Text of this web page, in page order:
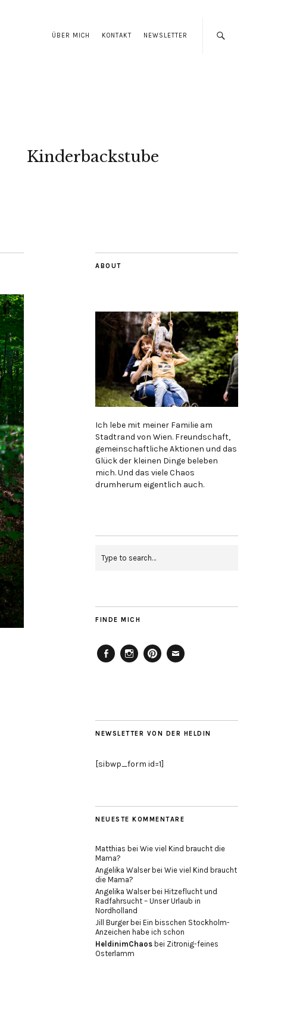
ÜBER MICH KONTAKT NEWSLETTER
Kinderbackstube
ABOUT
Ich lebe mit meiner Familie am
Stadtrand von Wien. Freundschaft,
gemeinschaftliche Aktionen und das
Glück der kleinen Dinge beleben
mich. Und das viele Chaos
drumherum eigentlich auch.
FINDE MICH
NEWSLETTER VON DER HELDIN
[sibwp_form id=1]
NEUESTE KOMMENTARE
Matthias bei Wie viel Kind braucht die
Mama?
Angelika Walserbei Wie viel Kind braucht
die Mama?
Angelika Walserbei Hitzeflucht und
Radfahrsucht – Unser Urlaub in
Nordholland
Jill Burgerbei Ein bisschen Stockholm-
Anzeichen habe ich schon
HeldinimChaos bei Zitronig-feines
Osterlamm